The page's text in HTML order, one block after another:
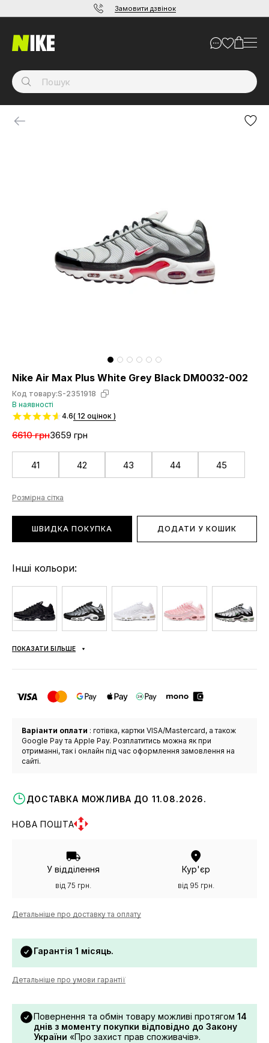
Замовити дзвінок
Nike Air Max Plus White Grey Black DM0032-002
Код товару:S-2351918
В наявності
4.6( 12 оцінок )
6610 грн3659 грн
41 42 43 44 45
Розмірна сітка
ШВИДКА ПОКУПКА ДОДАТИ У КОШИК
Інші кольори:
ПОКАЗАТИ БІЛЬШЕ
Варіанти оплати : готівка, картки VISA/Mastercard, а також
Google Pay та Apple Pay. Розплатитись можна як при
отриманні, так і онлайн під час оформлення замовлення на
сайті.
ДОСТАВКА МОЖЛИВА ДО 11.08.2026.
НОВА ПОШТА
У відділення
від 75 грн.
Кур'єр
від 95 грн.
Детальніше про доставку та оплату
Гарантія 1 місяць.
Детальніше про умови гарантії
Повернення та обмін товару можливі протягом 14
днів з моменту покупки відповідно до Закону
України «Про захист прав споживачів».